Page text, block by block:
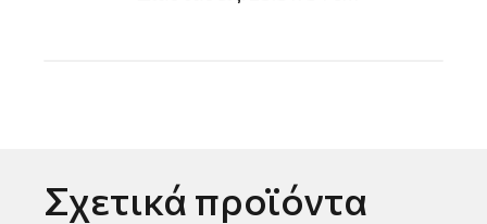
Σχετικά προϊόντα